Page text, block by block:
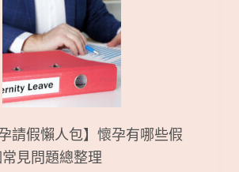
請假懶人包】懷孕有哪些假
見問題總整理